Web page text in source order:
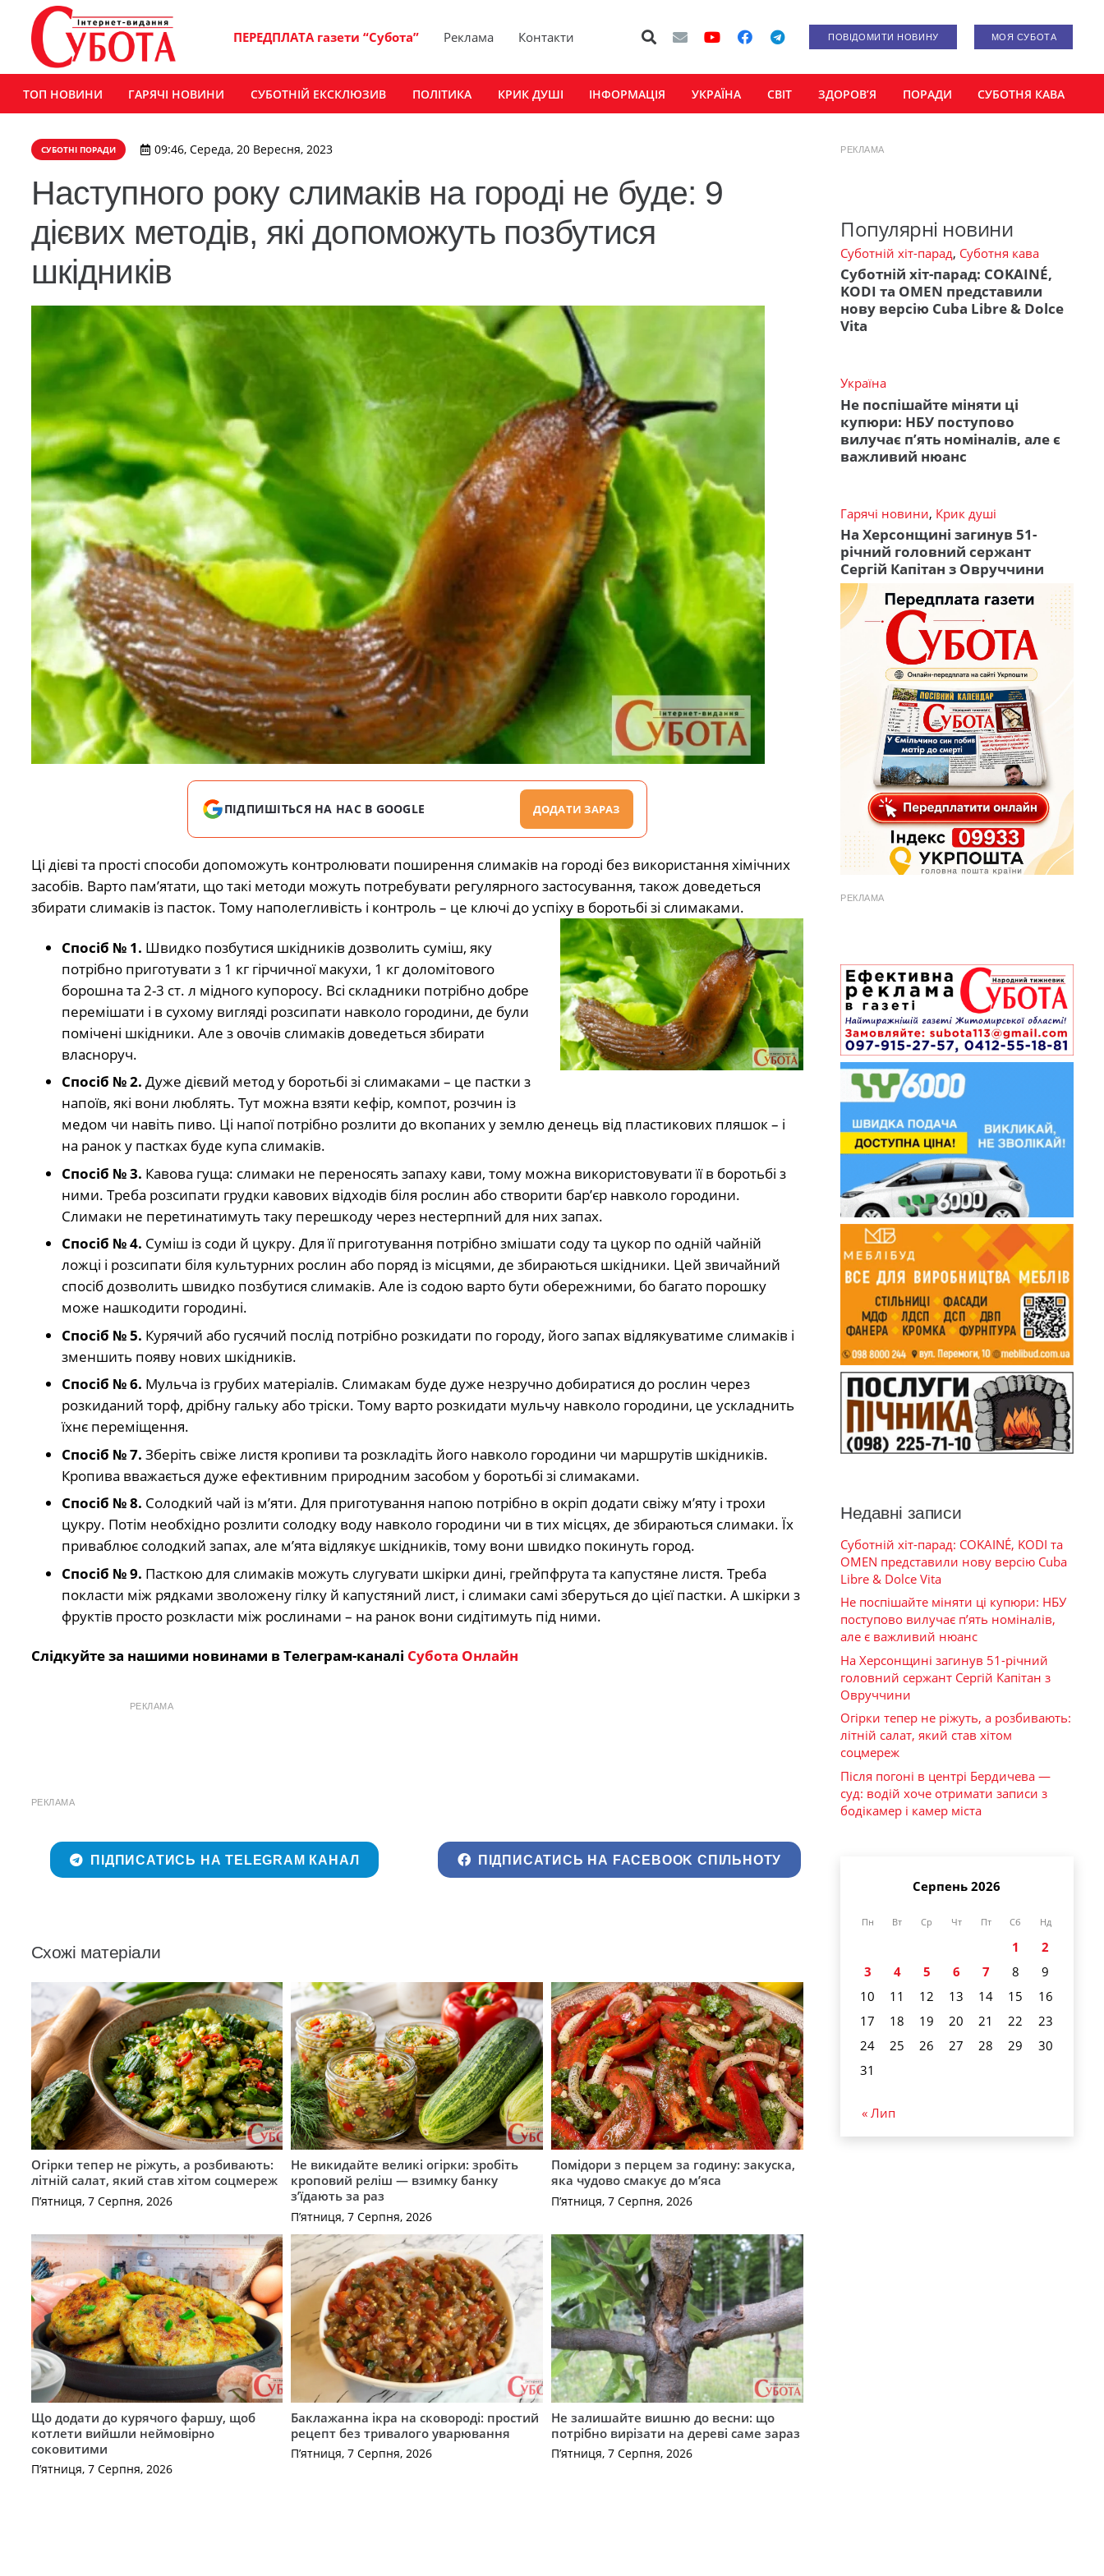
ПЕРЕДПЛАТА газети “Субота” Реклама Контакти ПОВІДОМИТИ НОВИНУ МОЯ СУБОТА
ТОП НОВИНИ ГАРЯЧІ НОВИНИ СУБОТНІЙ ЕКСКЛЮЗИВ ПОЛІТИКА КРИК ДУШІ ІНФОРМАЦІЯ УКРАЇНА СВІТ ЗДОРОВ’Я ПОРАДИ СУБОТНЯ КАВА
СУБОТНІ ПОРАДИ 09:46, Середа, 20 Вересня, 2023
Наступного року слимаків на городі не буде: 9
дієвих методів, які допоможуть позбутися
шкідників
ПІДПИШІТЬСЯ НА НАС В GOOGLE ДОДАТИ ЗАРАЗ
Ці дієві та прості способи допоможуть контролювати поширення слимаків на городі без використання хімічних
засобів. Варто пам’ятати, що такі методи можуть потребувати регулярного застосування, також доведеться
збирати слимаків із пасток. Тому наполегливість і контроль – це ключі до успіху в боротьбі зі слимаками.
Спосіб № 1. Швидко позбутися шкідників дозволить суміш, яку
потрібно приготувати з 1 кг гірчичної макухи, 1 кг доломітового
борошна та 2-3 ст. л мідного купоросу. Всі складники потрібно добре
перемішати і в сухому вигляді розсипати навколо городини, де були
помічені шкідники. Але з овочів слимаків доведеться збирати
власноруч.
Спосіб № 2. Дуже дієвий метод у боротьбі зі слимаками – це пастки з
напоїв, які вони люблять. Тут можна взяти кефір, компот, розчин із
медом чи навіть пиво. Ці напої потрібно розлити до вкопаних у землю денець від пластикових пляшок – і
на ранок у пастках буде купа слимаків.
Спосіб № 3. Кавова гуща: слимаки не переносять запаху кави, тому можна використовувати її в боротьбі з
ними. Треба розсипати грудки кавових відходів біля рослин або створити бар’єр навколо городини.
Слимаки не перетинатимуть таку перешкоду через нестерпний для них запах.
Спосіб № 4. Суміш із соди й цукру. Для її приготування потрібно змішати соду та цукор по одній чайній
ложці і розсипати біля культурних рослин або поряд із місцями, де збираються шкідники. Цей звичайний
спосіб дозволить швидко позбутися слимаків. Але із содою варто бути обережними, бо багато порошку
може нашкодити городині.
Спосіб № 5. Курячий або гусячий послід потрібно розкидати по городу, його запах відлякуватиме слимаків і
зменшить появу нових шкідників.
Спосіб № 6. Мульча із грубих матеріалів. Слимакам буде дуже незручно добиратися до рослин через
розкиданий торф, дрібну гальку або тріски. Тому варто розкидати мульчу навколо городини, це ускладнить
їхнє переміщення.
Спосіб № 7. Зберіть свіже листя кропиви та розкладіть його навколо городини чи маршрутів шкідників.
Кропива вважається дуже ефективним природним засобом у боротьбі зі слимаками.
Спосіб № 8. Солодкий чай із м’яти. Для приготування напою потрібно в окріп додати свіжу м’яту і трохи
цукру. Потім необхідно розлити солодку воду навколо городини чи в тих місцях, де збираються слимаки. Їх
приваблює солодкий запах, але м’ята відлякує шкідників, тому вони швидко покинуть город.
Спосіб № 9. Пасткою для слимаків можуть слугувати шкірки дині, грейпфрута та капустяне листя. Треба
покласти між рядками зволожену гілку й капустяний лист, і слимаки самі зберуться до цієї пастки. А шкірки з
фруктів просто розкласти між рослинами – на ранок вони сидітимуть під ними.
Слідкуйте за нашими новинами в Телеграм-каналі Субота Онлайн
РЕКЛАМА
РЕКЛАМА
ПІДПИСАТИСЬ НА TELEGRAM КАНАЛ ПІДПИСАТИСЬ НА FACEBOOK СПІЛЬНОТУ
Схожі матеріали
Огірки тепер не ріжуть, а розбивають:
літній салат, який став хітом соцмереж
П’ятниця, 7 Серпня, 2026
Не викидайте великі огірки: зробіть
кроповий реліш — взимку банку
з’їдають за раз
П’ятниця, 7 Серпня, 2026
Помідори з перцем за годину: закуска,
яка чудово смакує до м’яса
П’ятниця, 7 Серпня, 2026
Що додати до курячого фаршу, щоб
котлети вийшли неймовірно
соковитими
П’ятниця, 7 Серпня, 2026
Баклажанна ікра на сковороді: простий
рецепт без тривалого уварювання
П’ятниця, 7 Серпня, 2026
Не залишайте вишню до весни: що
потрібно вирізати на дереві саме зараз
П’ятниця, 7 Серпня, 2026
РЕКЛАМА
Популярні новини
Суботній хіт-парад, Суботня кава
Суботній хіт-парад: COKAINÉ,
KODI та OMEN представили
нову версію Cuba Libre & Dolce
Vita
Україна
Не поспішайте міняти ці
купюри: НБУ поступово
вилучає п’ять номіналів, але є
важливий нюанс
Гарячі новини, Крик душі
На Херсонщині загинув 51-
річний головний сержант
Сергій Капітан з Овруччини
РЕКЛАМА
Недавні записи
Суботній хіт-парад: COKAINÉ, KODI та
OMEN представили нову версію Cuba
Libre & Dolce Vita
Не поспішайте міняти ці купюри: НБУ
поступово вилучає п’ять номіналів,
але є важливий нюанс
На Херсонщині загинув 51-річний
головний сержант Сергій Капітан з
Овруччини
Огірки тепер не ріжуть, а розбивають:
літній салат, який став хітом
соцмереж
Після погоні в центрі Бердичева —
суд: водій хоче отримати записи з
бодікамер і камер міста
Серпень 2026
Пн Вт Ср Чт Пт Сб Нд
1
2
3
4 5 6 7 8
9
10
11 12 13 14 15
16
17
18 19 20 21 22
23
24
25 26 27 28 29
30
31
« Лип